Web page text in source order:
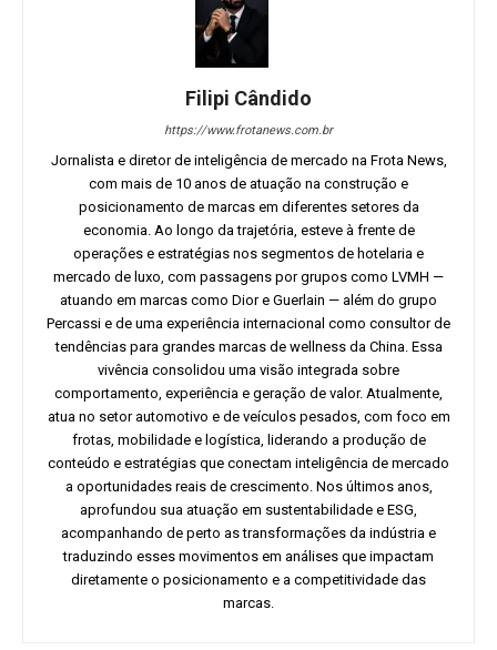
Filipi Cândido
https://www.frotanews.com.br
Jornalista e diretor de inteligência de mercado na Frota News,
com mais de 10 anos de atuação na construção e
posicionamento de marcas em diferentes setores da
economia. Ao longo da trajetória, esteve à frente de
operações e estratégias nos segmentos de hotelaria e
mercado de luxo, com passagens por grupos como LVMH —
atuando em marcas como Dior e Guerlain — além do grupo
Percassi e de uma experiência internacional como consultor de
tendências para grandes marcas de wellness da China. Essa
vivência consolidou uma visão integrada sobre
comportamento, experiência e geração de valor. Atualmente,
atua no setor automotivo e de veículos pesados, com foco em
frotas, mobilidade e logística, liderando a produção de
conteúdo e estratégias que conectam inteligência de mercado
a oportunidades reais de crescimento. Nos últimos anos,
aprofundou sua atuação em sustentabilidade e ESG,
acompanhando de perto as transformações da indústria e
traduzindo esses movimentos em análises que impactam
diretamente o posicionamento e a competitividade das
marcas.